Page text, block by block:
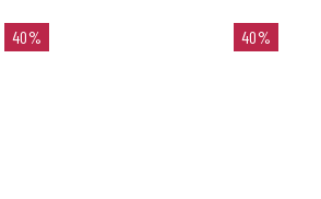
40% 40%